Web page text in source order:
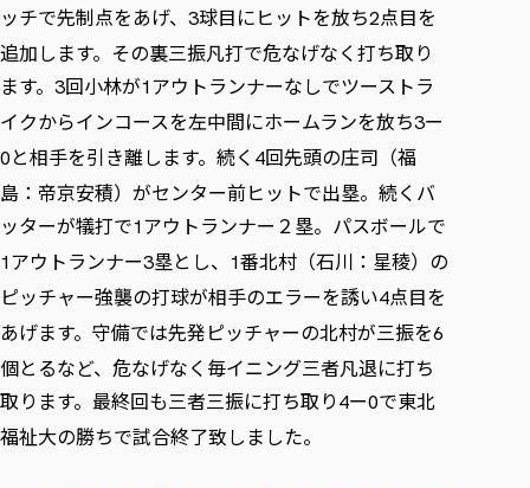
ッチで先制点をあげ、 3球目にヒットを放ち2点目を
追加します。その裏三振凡打で危なげなく打ち取り
ます。 3回小林が1アウトランナーなしでツーストラ
イクからインコースを左中間にホームランを放ち3ー
0と相手を引き離します。続く 4回先頭の庄司（福
島：帝京安積）がセンター前ヒットで出塁。続くバ
ッターが犠打で1アウトランナー２塁。パスボールで
1アウトランナー3塁とし、 1番北村（石川：星稜）の
ピッチャー強襲の打球が相手のエラーを誘い4点目を
あげます。守備では先発ピッチャーの北村が三振を6
個とるなど、危なげなく毎イニング三者凡退に打ち
取ります。最終回も三者三振に打ち取り4ー0で東北
福祉大の勝ちで試合終了致しました。